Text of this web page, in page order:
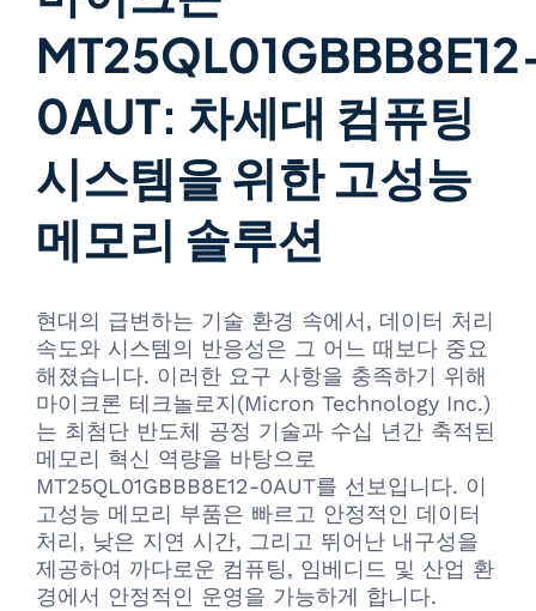
0AUT: 차세대 컴퓨팅
시스템을 위한 고성능
메모리 솔루션
현대의 급변하는 기술 환경 속에서, 데이터 처리
속도와 시스템의 반응성은 그 어느 때보다 중요
해졌습니다. 이러한 요구 사항을 충족하기 위해
마이크론 테크놀로지(Micron Technology Inc.)
는 최첨단 반도체 공정 기술과 수십 년간 축적된
메모리 혁신 역량을 바탕으로
MT25QL01GBBB8E12-0AUT를 선보입니다. 이
고성능 메모리 부품은 빠르고 안정적인 데이터
처리, 낮은 지연 시간, 그리고 뛰어난 내구성을
제공하여 까다로운 컴퓨팅, 임베디드 및 산업 환
경에서 안정적인 운영을 가능하게 합니다.